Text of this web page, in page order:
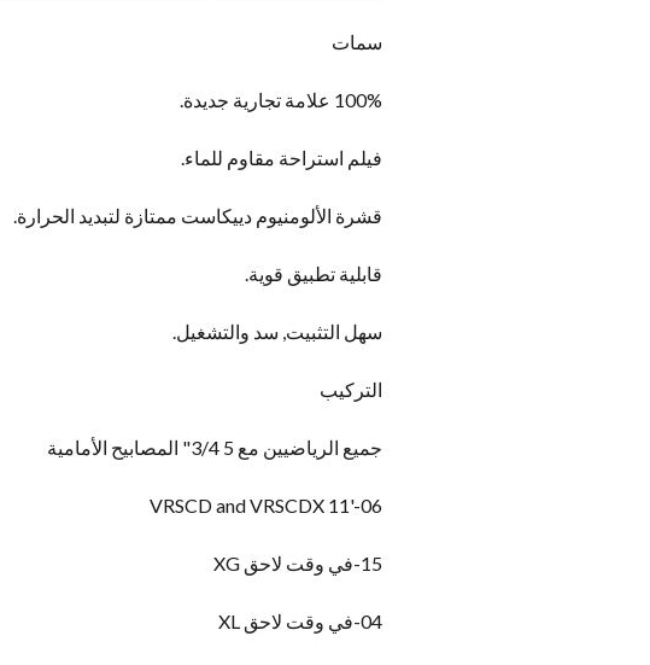
سمات
100% علامة تجارية جديدة.
فيلم استراحة مقاوم للماء.
قشرة الألومنيوم دييكاست ممتازة لتبديد الحرارة.
قابلية تطبيق قوية.
سهل التثبيت, سد والتشغيل.
التركيب
جميع الرياضيين مع 5 3/4" المصابيح الأمامية
06-
'11 VRSCD and VRSCDX
15-في وقت لاحق XG
04-في وقت لاحق XL